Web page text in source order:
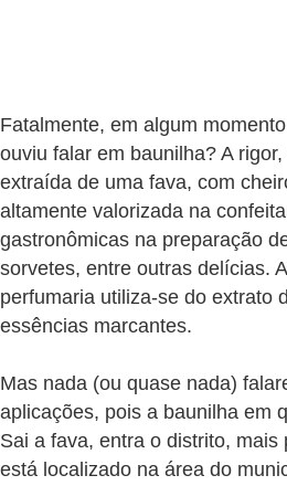
Fatalmente, em algum
ouviu falar em baunilha? A
extraída de uma fava, com
altamente valorizada na
gastronômicas na preparação
sorvetes, entre outras delícias.
perfumaria utiliza-se do extrato
essências marcantes.
Mas nada (ou quase nada)
aplicações, pois a baunilha em
Sai a fava, entra o distrito, mais
está localizado na área do